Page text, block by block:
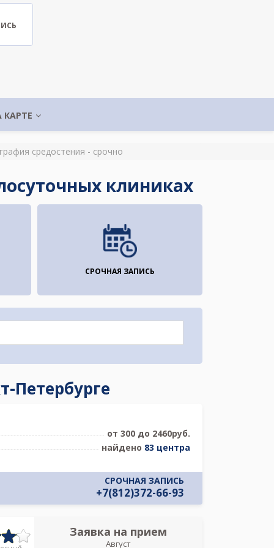
КАРТЕ
средостения - срочно
клиниках
СРОЧНАЯ ЗАПИСЬ
Петербурге
от 300 до 2460руб.
найдено 83 центра
СРОЧНАЯ ЗАПИСЬ
+7(812)372-66-93
Заявка на прием
Август